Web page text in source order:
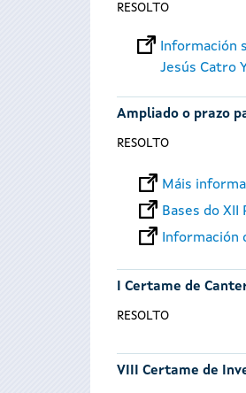
RESOLTO
Información
Jesús Catro
Ampliado o prazo
RESOLTO
Máis
Bases do
Información
I Certame de
RESOLTO
VIII Certame de